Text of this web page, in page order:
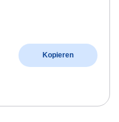
Kopieren